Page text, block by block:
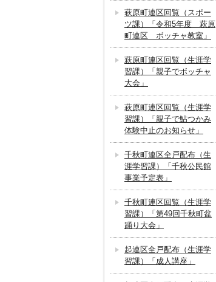
萩原町連区回覧（スポー
ツ課）「令和5年度 萩原
町連区 ボッチャ教室」
萩原町連区回覧（生涯学
習課）「親子でボッチャ
大会」
萩原町連区回覧（生涯学
習課）「親子で鮎つかみ
体験中止のお知らせ」
千秋町連区全戸配布（生
涯学習課）「千秋公民館
事業予定表」
千秋町連区回覧（生涯学
習課）「第49回千秋町盆
踊り大会」
起連区全戸配布（生涯学
習課）「成人講座」